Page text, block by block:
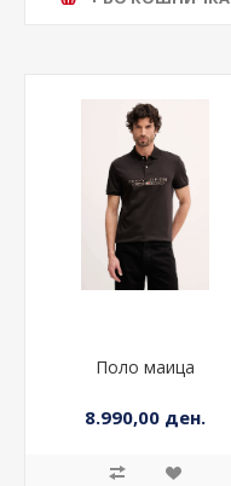
Поло маица
8.990,00 ден.